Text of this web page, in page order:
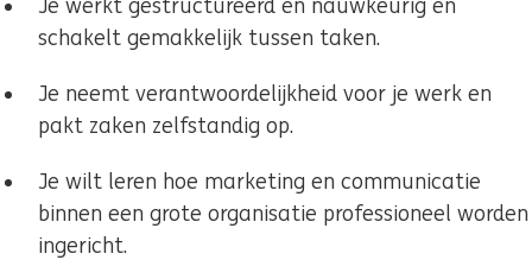
Je werkt gestructureerd en nauwkeurig en
schakelt gemakkelijk tussen taken.
Je neemt verantwoordelijkheid voor je werk en
pakt zaken zelfstandig op.
Je wilt leren hoe marketing en communicatie
binnen een grote organisatie professioneel worden
ingericht.